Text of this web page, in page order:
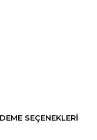
SEÇENEKLERI